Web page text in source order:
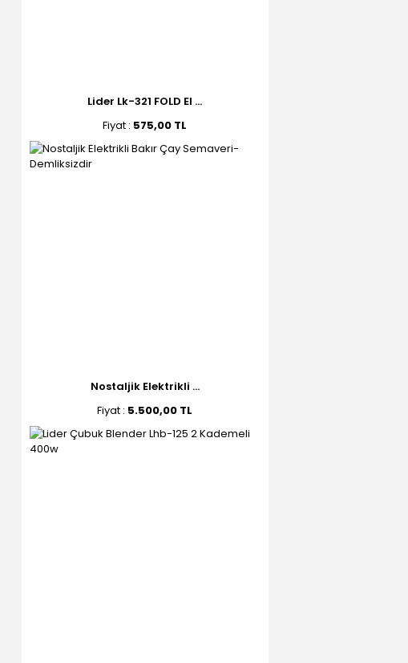
Lider Lk-321 FOLD El ...
Fiyat : 575,00 TL
Nostaljik Elektrikli ...
Fiyat : 5.500,00 TL